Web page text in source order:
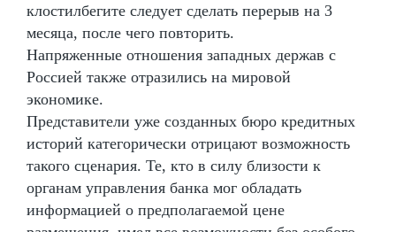
клостилбегите следует сделать перерыв на 3
месяца, после чего повторить.
Напряженные отношения западных держав с
Россией также отразились на мировой
экономике.
Представители уже созданных бюро кредитных
историй категорически отрицают возможность
такого сценария. Те, кто в силу близости к
органам управления банка мог обладать
информацией о предполагаемой цене